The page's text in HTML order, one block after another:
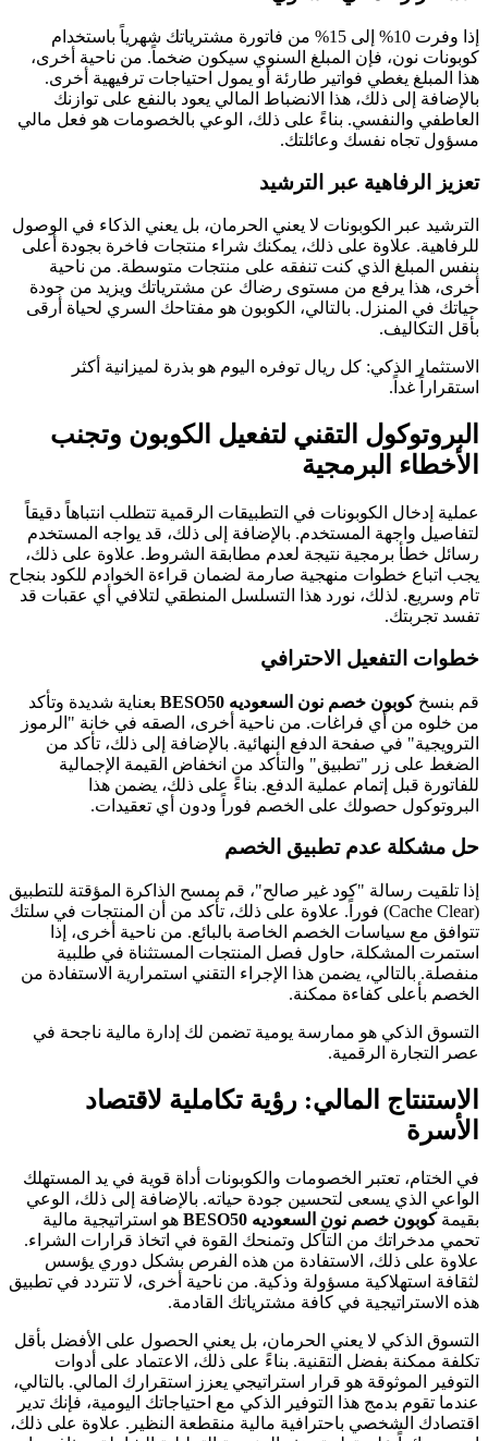
إذا وفرت 10% إلى 15% من فاتورة مشترياتك شهرياً باستخدام
كوبونات نون، فإن المبلغ السنوي سيكون ضخماً. من ناحية أخرى،
هذا المبلغ يغطي فواتير طارئة أو يمول احتياجات ترفيهية أخرى.
بالإضافة إلى ذلك، هذا الانضباط المالي يعود بالنفع على توازنك
العاطفي والنفسي. بناءً على ذلك، الوعي بالخصومات هو فعل مالي
مسؤول تجاه نفسك وعائلتك.
تعزيز الرفاهية عبر الترشيد
الترشيد عبر الكوبونات لا يعني الحرمان، بل يعني الذكاء في الوصول
للرفاهية. علاوة على ذلك، يمكنك شراء منتجات فاخرة بجودة أعلى
بنفس المبلغ الذي كنت تنفقه على منتجات متوسطة. من ناحية
أخرى، هذا يرفع من مستوى رضاك عن مشترياتك ويزيد من جودة
حياتك في المنزل. بالتالي، الكوبون هو مفتاحك السري لحياة أرقى
بأقل التكاليف.
الاستثمار الذكي: كل ريال توفره اليوم هو بذرة لميزانية أكثر
استقراراً غداً.
البروتوكول التقني لتفعيل الكوبون وتجنب
الأخطاء البرمجية
عملية إدخال الكوبونات في التطبيقات الرقمية تتطلب انتباهاً دقيقاً
لتفاصيل واجهة المستخدم. بالإضافة إلى ذلك، قد يواجه المستخدم
رسائل خطأ برمجية نتيجة لعدم مطابقة الشروط. علاوة على ذلك،
يجب اتباع خطوات منهجية صارمة لضمان قراءة الخوادم للكود بنجاح
تام وسريع. لذلك، نورد هذا التسلسل المنطقي لتلافي أي عقبات قد
تفسد تجربتك.
خطوات التفعيل الاحترافي
قم بنسخكوبون خصم نون السعوديه BESO50
بعناية شديدة وتأكد
من خلوه من أي فراغات. من ناحية أخرى، الصقه في خانة "الرموز
الترويجية" في صفحة الدفع النهائية. بالإضافة إلى ذلك، تأكد من
الضغط على زر "تطبيق" والتأكد من انخفاض القيمة الإجمالية
للفاتورة قبل إتمام عملية الدفع. بناءً على ذلك، يضمن هذا
البروتوكول حصولك على الخصم فوراً ودون أي تعقيدات.
حل مشكلة عدم تطبيق الخصم
إذا تلقيت رسالة "كود غير صالح"، قم بمسح الذاكرة المؤقتة للتطبيق
(Cache Clear) فوراً. علاوة على ذلك، تأكد من أن المنتجات في سلتك
تتوافق مع سياسات الخصم الخاصة بالبائع. من ناحية أخرى، إذا
استمرت المشكلة، حاول فصل المنتجات المستثناة في طلبية
منفصلة. بالتالي، يضمن هذا الإجراء التقني استمرارية الاستفادة من
الخصم بأعلى كفاءة ممكنة.
التسوق الذكي هو ممارسة يومية تضمن لك إدارة مالية ناجحة في
عصر التجارة الرقمية.
الاستنتاج المالي: رؤية تكاملية لاقتصاد
الأسرة
في الختام، تعتبر الخصومات والكوبونات أداة قوية في يد المستهلك
الواعي الذي يسعى لتحسين جودة حياته. بالإضافة إلى ذلك، الوعي
بقيمةكوبون خصم نون السعوديه BESO50
هو استراتيجية مالية
تحمي مدخراتك من التآكل وتمنحك القوة في اتخاذ قرارات الشراء.
علاوة على ذلك، الاستفادة من هذه الفرص بشكل دوري يؤسس
لثقافة استهلاكية مسؤولة وذكية. من ناحية أخرى، لا تتردد في تطبيق
هذه الاستراتيجية في كافة مشترياتك القادمة.
التسوق الذكي لا يعني الحرمان، بل يعني الحصول على الأفضل بأقل
تكلفة ممكنة بفضل التقنية. بناءً على ذلك، الاعتماد على أدوات
التوفير الموثوقة هو قرار استراتيجي يعزز استقرارك المالي. بالتالي،
عندما تقوم بدمج هذا التوفير الذكي مع احتياجاتك اليومية، فإنك تدير
اقتصادك الشخصي باحترافية مالية منقطعة النظير. علاوة على ذلك،